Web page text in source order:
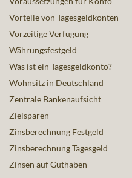
Vorteile von Tagesgeldkonten
Vorzeitige Verfügung
Währungsfestgeld
Was ist ein Tagesgeldkonto?
Wohnsitz in Deutschland
Zentrale Bankenaufsicht
Zielsparen
Zinsberechnung Festgeld
Zinsberechnung Tagesgeld
Zinsen auf Guthaben